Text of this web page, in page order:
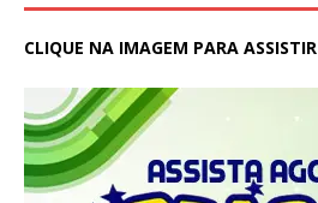
CLIQUE NA IMAGEM PARA ASSISTIR